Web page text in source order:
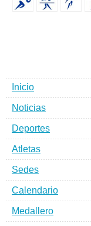
Inicio
Noticias
Deportes
Atletas
Sedes
Calendario
Medallero